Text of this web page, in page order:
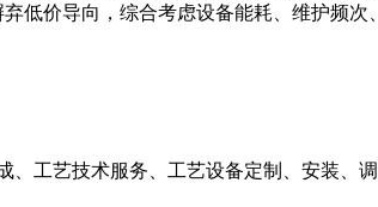
低价导向，综合考虑设备能耗、维护频次
工艺技术服务、工艺设备定制、安装、